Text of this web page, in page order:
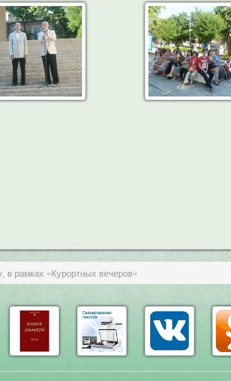
рамках «Курортных вечеров»